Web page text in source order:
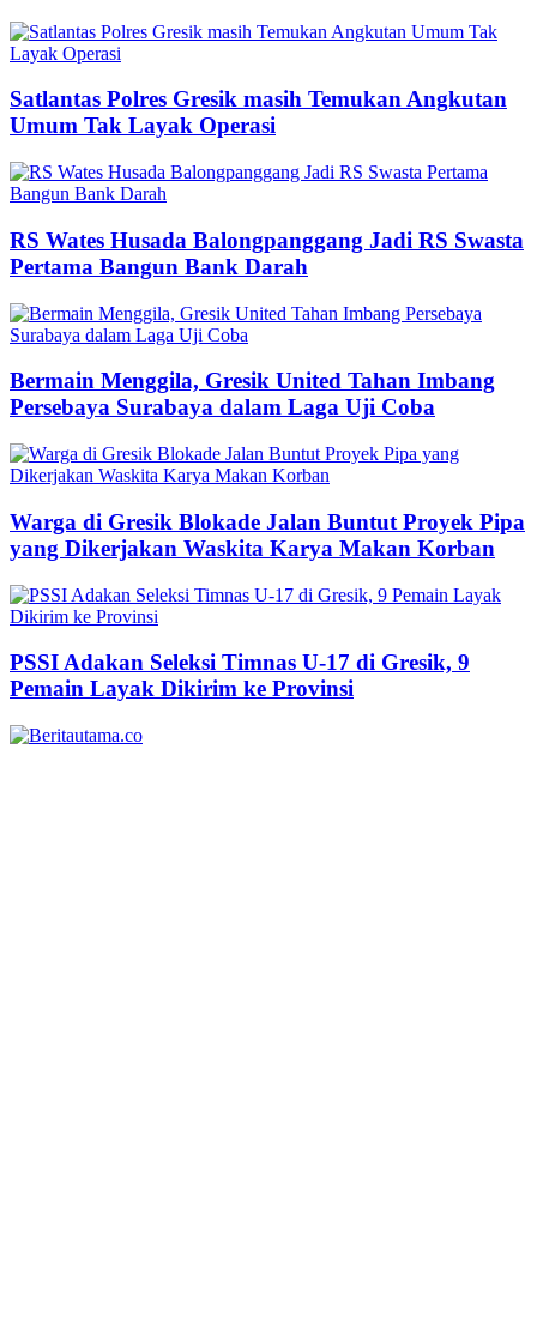
Satlantas Polres Gresik masih Temukan Angkutan
Umum Tak Layak Operasi
RS Wates Husada Balongpanggang Jadi RS Swasta
Pertama Bangun Bank Darah
Bermain Menggila, Gresik United Tahan Imbang
Persebaya Surabaya dalam Laga Uji Coba
Warga di Gresik Blokade Jalan Buntut Proyek Pipa
yang Dikerjakan Waskita Karya Makan Korban
PSSI Adakan Seleksi Timnas U-17 di Gresik, 9
Pemain Layak Dikirim ke Provinsi